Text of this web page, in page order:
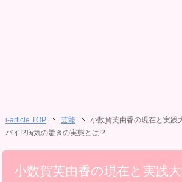
i-article TOP 芸能
小数賀芙由香の現在と実践
バイ!?病気の驚きの実態とは!?
小数賀芙由香の現在と実践